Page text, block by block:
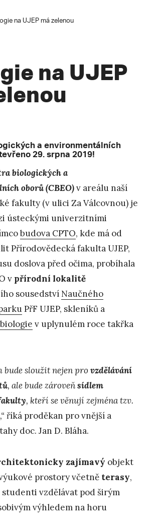
na UJEP má zelenou
na UJEP
a environmentálních
29. srpna 2019!
biologických a
oborů (CBEO)v areálu naší
fakulty (v ulici Za Válcovnou) je
ústeckými univerzitními
budova CPTO, kde má od
Přírodovědecká fakulta UJEP,
doslova před očima, probíhala
v přírodní lokalitě
sousedství Naučného
PřF UJEP, skleníků a
v uplynulém roce takřka
bude sloužit nejen pro vzdělávání
, ale bude zároveňsídlem
, kteří se věnují zejména tzv.
říká proděkan pro vnější a
doc. Jan D. Bláha.
zajímavý objekt
prostory včetně terasy,
vzdělávat pod širým
výhledem na horu